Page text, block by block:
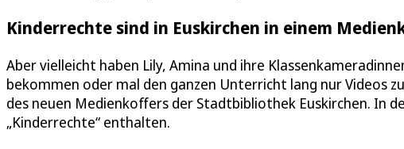
Kinderrechte sind in Euskirchen in einem
Aber vielleicht haben Lily, Amina und ihre
bekommen oder mal den ganzen Unterricht lang nur Videos
des neuen Medienkoffers der Stadtbibliothek Euskirchen. In
„Kinderrechte“ enthalten.